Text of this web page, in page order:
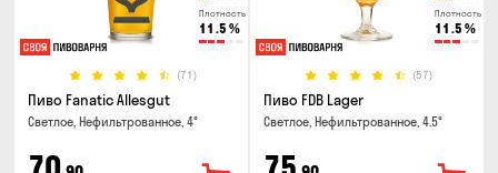
Плотность
11.5 %
(71)
Пиво Fanatic Allesgut
Светлое, Нефильтрованное, 4°
Плотность
11.5 %
(57)
Пиво FDB Lager
Светлое, Нефильтрованное, 4.5°